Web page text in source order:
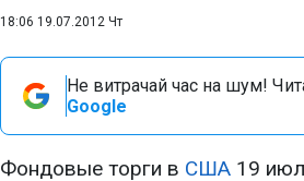
18:06 19.07.2012 Чт
Не витрачай час на шум!
Google
Фондовые торги в США 19